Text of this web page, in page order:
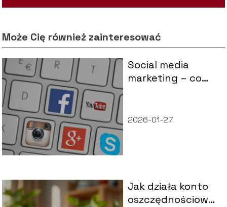
Może Cię również zainteresować
Social media
marketing – co
2026-01-27
Jak działa konto
oszczędnościowe?